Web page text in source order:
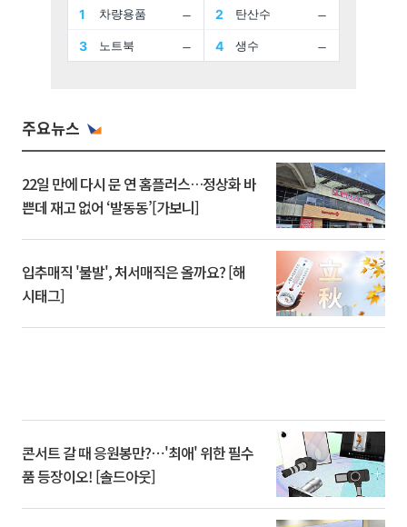
주요뉴스
22일 만에 다시 문 연 홈플러스…정상화 바
쁜데 재고 없어 ‘발동동’[가보니]
입추매직 '불발', 처서매직은 올까요? [해
시태그]
콘서트 갈 때 응원봉만?⋯'최애' 위한 필수
품 등장이오! [솔드아웃]